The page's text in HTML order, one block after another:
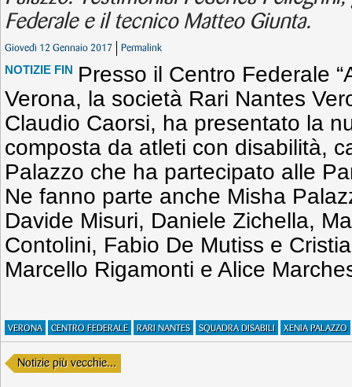
Federale e il tecnico Matteo Giunta.
Giovedì 12 Gennaio 2017 Permalink
NOTIZIE FIN Presso il Centro Federale
Verona, la società Rari Nantes
Claudio Caorsi, ha presentato la
composta da atleti con disabilità,
Palazzo che ha partecipato alle
Ne fanno parte anche Misha
Davide Misuri, Daniele Zichella,
Contolini, Fabio De Mutiss e
Marcello Rigamonti e Alice
VERONA CENTRO FEDERALE RARI NANTES SQUADRA DISABILI XENIA PALAZZO
Notizie più vecchie...